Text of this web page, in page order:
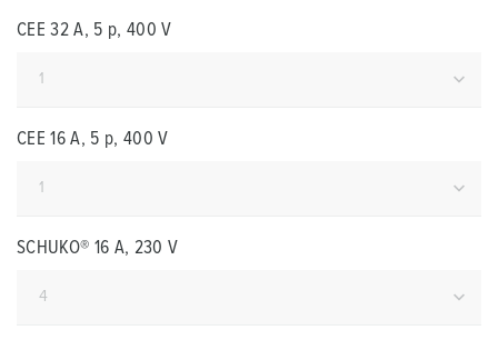
CEE 32 A, 5 p, 400 V
CEE 16 A, 5 p, 400 V
SCHUKO® 16 A, 230 V